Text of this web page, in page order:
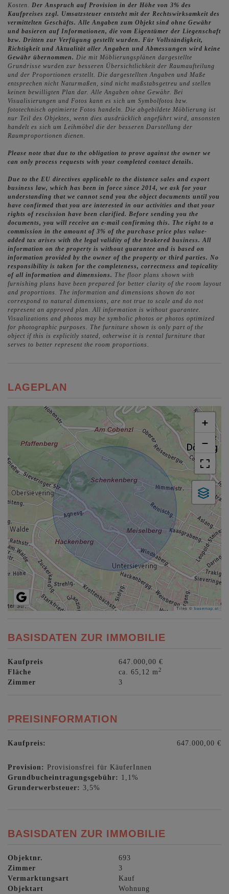
Kosten. Der Anspruch auf Provision in der Höhe von 3% des
Kaufpreises zzgl. Umsatzsteuer entsteht mit der Rechtswirksamkeit des
vermittelten Geschäfts.Alle Angaben zum Objekt sind ohne Gewähr
und basieren auf Informationen, die vom Eigentümer der Liegenschaft
bzw. Dritten zur Verfügung gestellt wurden. Für Vollständigkeit,
Richtigkeit und Aktualität aller Angaben und Abmessungen wird keine
Gewähr übernommen. Die mit Möblierungsplänen dargestellte
Grundrisse wurden zur besseren Übersichtlichkeit der Raumaufteilung
und der Proportionen erstellt. Die dargestellten Angaben und Maße
entsprechen nicht Naturmaßen, sind nicht maßstabsgetreu und stellen
keinen bewilligten Plan dar. Alle Angaben ohne Gewähr. Bei
Visualisierungen und Fotos kann es sich um Symbolfotos bzw.
fototechnisch optimierte Fotos handeln. Die abgebildete Möblierung ist
nur Teil des Objektes, wenn dies ausdrücklich angeführt wird, ansonsten
handelt es sich um Leihmöbel die der besseren Darstellung der
Raumproportionen dienen.
Please note that due to the obligation to prove against the owner we
can only process requests with your completed contact details.
Due to the EU directives applicable to the distance sales and export
business law, which has been in force since 2014, we ask for your
understanding that we cannot send you the object documents until you
have confirmed that you are interested in our activities and that your
rights of rescission have been clarified. Before sending you the
documents, you will receive an e-mail confirming this. The right to a
commission in the amount of 3% of the purchase price plus value-
added tax arises with the legal validity of the brokered business. All
information on the property is without guarantee and is based on
information provided by the owner of the property or third parties. No
responsibility is taken for the completeness, correctness and topicality
of all information and dimensions. The floor plans shown with
furnishing plans have been prepared for better clarity of the room layout
and proportions. The information and dimensions shown do not
correspond to natural dimensions, are not true to scale and do not
represent an approved plan. All information is without guarantee.
Visualizations and photos may be symbolic photos or photos optimized
for photographic purposes. The furniture shown is only part of the
object if this is explicitly stated, otherwise it is rental furniture that
serves to better represent the room proportions.
LAGEPLAN
+
−
Tiles © basemap.at
BASISDATEN ZUR IMMOBILIE
Kaufpreis
647.000,00 €
Fläche
ca. 65,12 m2
Zimmer 3
PREISINFORMATION
Kaufpreis: 647.000,00 €
Provision: Provisionsfrei für KäuferInnen
Grundbucheintragungsgebühr: 1,1%
Grunderwerbsteuer: 3,5%
BASISDATEN ZUR IMMOBILIE
Objektnr.
693
Zimmer
3
Vermarktungsart
Kauf
Objektart
Wohnung